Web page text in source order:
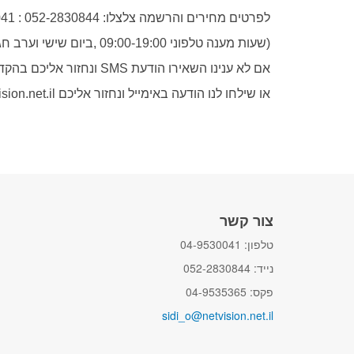
לפרטים מחירים והרשמה צלצלו: 052-2830844 : 04-9530041
(שעות מענה טלפוני 09:00-19:00 ,ביום שישי וערב חג עד 15:00)
אם לא ענינו השאירו הודעת SMS ונחזור אליכם בהקדם.
או שילחו לנו הודעה באימייל ונחזור אליכם sidi_o@netvision.net.il
צור קשר
טלפון: 04-9530041
נייד: 052-2830844
פקס: 04-9535365
sidi_o@netvision.net.il